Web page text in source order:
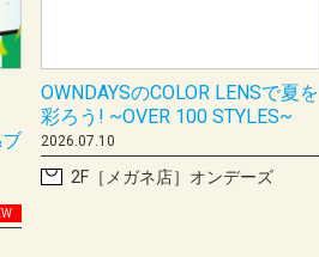
OWNDAYSのCOLOR LENSで夏を
彩ろう! ~OVER 100 STYLES~
2026.07.10
2F［メガネ店］オンデーズ